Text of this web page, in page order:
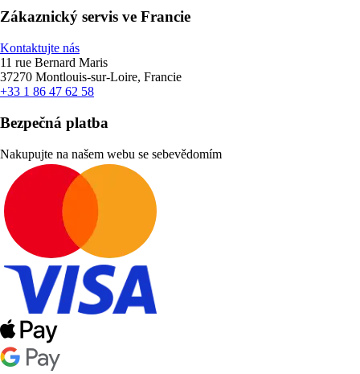
Zákaznický servis ve Francie
Kontaktujte nás
11 rue Bernard Maris
37270 Montlouis-sur-Loire, Francie
+33 1 86 47 62 58
Bezpečná platba
Nakupujte na našem webu se sebevědomím